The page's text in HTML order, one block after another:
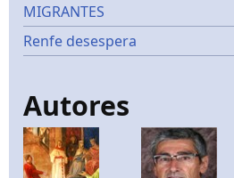
MIGRANTES
Renfe desespera
Autores